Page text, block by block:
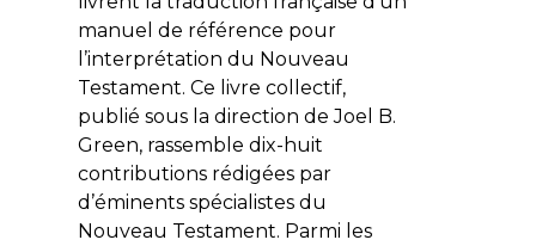
manuel de référence pour
l’interprétation du Nouveau
Testament. Ce livre collectif,
publié sous la direction de Joel B.
Green, rassemble dix-huit
contributions rédigées par
d’éminents spécialistes du
Nouveau Testament. Parmi les